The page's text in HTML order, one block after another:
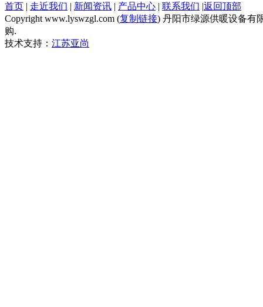
首页 | 走近我们 | 新闻资讯 | 产品中心 | 联系我们 |返回顶部
Copyright www.lyswzgl.com (复制链接) 丹阳市绿源供暖设备有
购.
技术支持： 江苏亚尚